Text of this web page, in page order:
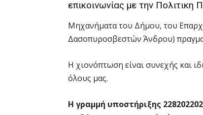
επικοινωνίας με την Πολιτικη
Μηχανήματα του Δήμου, του
Δασοπυροσβεστών Άνδρου)
Η χιονόπτωση είναι συνεχής και
όλους μας.
Η γραμμή υποστήριξης